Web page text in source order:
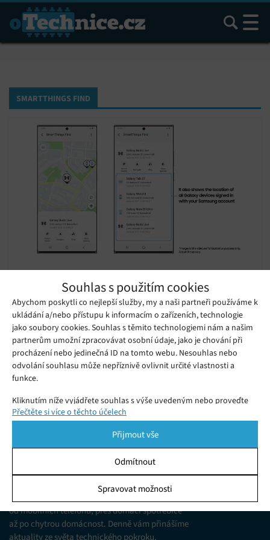
Souhlas s použitím cookies
Abychom poskytli co nejlepší služby, my a naši partneři používáme k
ukládání a/nebo přístupu k informacím o zařízeních, technologie
jako soubory cookies. Souhlas s těmito technologiemi nám a našim
partnerům umožní zpracovávat osobní údaje, jako je chování při
procházení nebo jedinečná ID na tomto webu. Nesouhlas nebo
odvolání souhlasu může nepříznivě ovlivnit určité vlastnosti a
funkce.
Kliknutím níže vyjádřete souhlas s výše uvedeným nebo proveďte
podrobnější rozhodnutí. Vaše volby budou použity pouze na tomto
pomocí přepínačů v Zásadách cookies nebo kliknutím na tlačítko
Spravovat souhlas ve spodní části obrazovky.
Ukládání a/nebo přístup k informacím v zařízení, Porozumění
publiku prostřednictvím statistik nebo kombinací údajů z
různých zdrojů.
Přečtěte si více o těchto účelech
Přijmout vše
Odmítnout
Spravovat možnosti
Hledat
SMARTTHINGS FIND
rychle a jednoduše najít všechna ztracená
zařízení Samsung Galaxy
Pondělí 02. 11. 2020 Samuel
Společnost Samsung nyní představila novou službu
SmartThings Find, díky níž uživatelé dokáží snadno a rychle
najít svá zařízení Galaxy.
Jsme web zajímající se o technologické novinky
od mobilních telefonů, přes domácí spotřebiče
až po chytrou domácnost. Denně vám přinášíme
aktuality ze světa technického pokroku,